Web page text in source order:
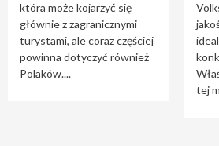
2
Oryginalne części do
dlaczego warto je
Cięcie laserem i
która może kojarzyć się
głównie z zagranicznymi
turystami, ale coraz częściej
powinna dotyczyć również
Polaków....
tej